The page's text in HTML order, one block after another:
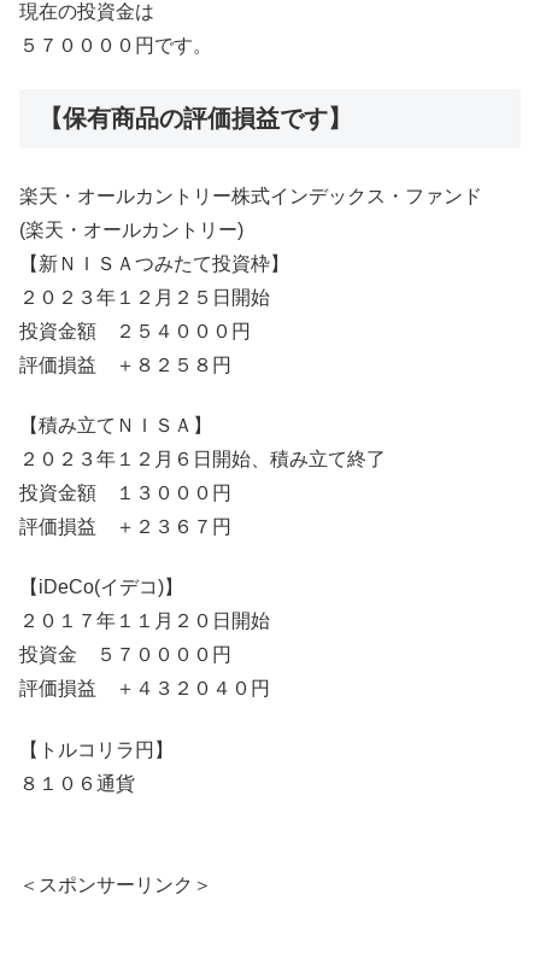
現在の投資金は
５７００００円です。
【保有商品の評価損益です】
楽天・オールカントリー株式インデックス・ファンド
(楽天・オールカントリー)
【新ＮＩＳＡつみたて投資枠】
２０２３年１２月２５日開始
投資金額 ２５４０００円
評価損益 ＋８２５８円
【積み立てＮＩＳＡ】
２０２３年１２月６日開始、積み立て終了
投資金額 １３０００円
評価損益 ＋２３６７円
【iDeCo(イデコ)】
２０１７年１１月２０日開始
投資金 ５７００００円
評価損益 ＋４３２０４０円
【トルコリラ円】
８１０６通貨
＜スポンサーリンク＞